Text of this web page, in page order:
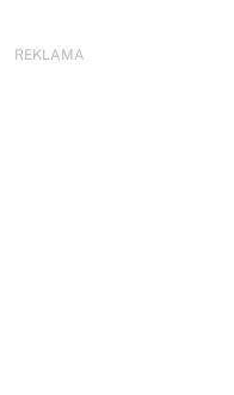
REKLAMA